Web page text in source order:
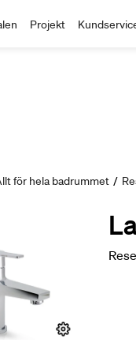
Projekt
för hela badrummet /